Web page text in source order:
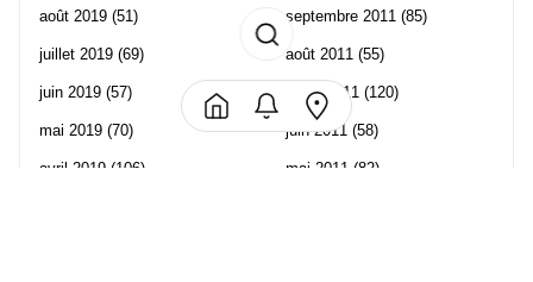
août 2019 (51)
juillet 2019 (69)
juin 2019 (57)
mai 2019 (70)
avril 2019 (106)
septembre 2011 (85)
août 2011 (55)
juillet 2011 (120)
juin 2011 (58)
mai 2011 (82)